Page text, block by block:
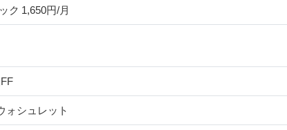
ク 1,650円/月
ォシュレット